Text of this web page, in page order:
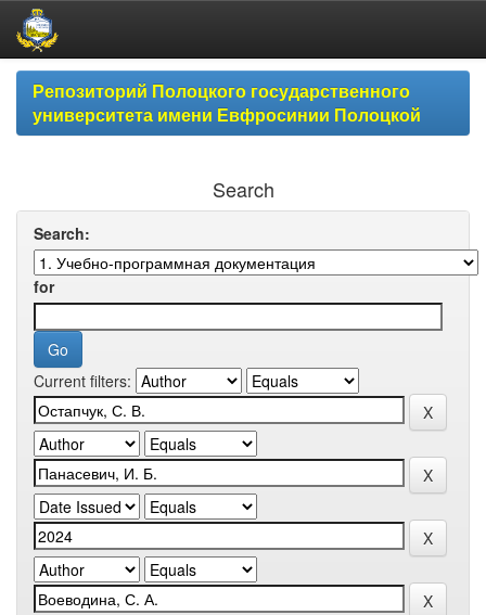
Skip
navigationРепозиторий Полоцкого государственного
университета имени Евфросинии Полоцкой
Search
Search:
for
Current filters: